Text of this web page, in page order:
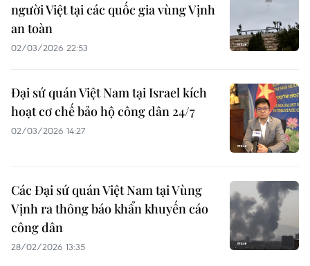
người Việt tại các quốc gia vùng Vịnh
an toàn
02/03/2026 22:53
Đại sứ quán Việt Nam tại Israel kích
hoạt cơ chế bảo hộ công dân 24/7
02/03/2026 14:27
Các Đại sứ quán Việt Nam tại Vùng
Vịnh ra thông báo khẩn khuyến cáo
công dân
28/02/2026 13:35